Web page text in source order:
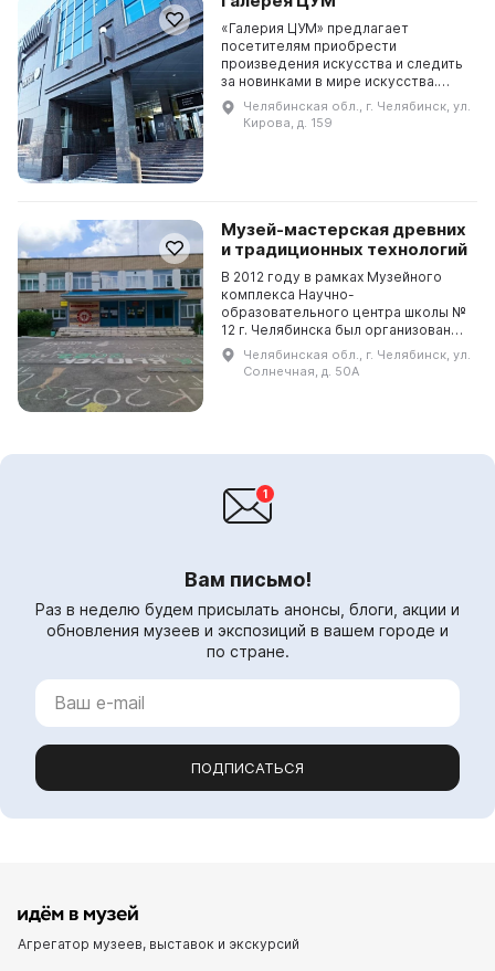
«Галерия ЦУМ» предлагает
посетителям приобрести
произведения искусства и следить
за новинками в мире искусства.
«Галерия ЦУМ» была создана в
рамках торговой галереи «ЦУМ
Челябинск» с целью предста...
Челябинская обл., г. Челябинск, ул.
Кирова, д. 159
Музей-мастерская древних
и традиционных технологий
В 2012 году в рамках Музейного
комплекса Научно-
образовательного центра школы №
12 г. Челябинска был организован
Музей-мастерская древних и
традиционных технологий. Он
представляет собой
Челябинская обл., г. Челябинск, ул.
Солнечная, д. 50А
Вам письмо!
Раз в неделю будем присылать анонсы, блоги, акции и
обновления музеев и экспозиций в вашем городе и
по стране.
ПОДПИСАТЬСЯ
Агрегатор музеев, выставок и экскурсий